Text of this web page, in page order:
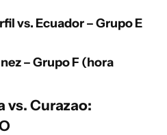
vs. Ecuador – Grupo E
– Grupo F (hora
vs. Curazao: